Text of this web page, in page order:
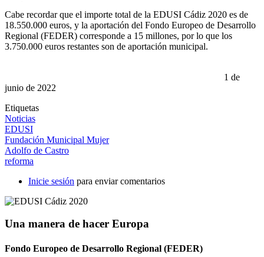
Cabe recordar que el importe total de la EDUSI Cádiz 2020 es de
18.550.000 euros, y la aportación del Fondo Europeo de Desarrollo
Regional (FEDER) corresponde a 15 millones, por lo que los
3.750.000 euros restantes son de aportación municipal.
1 de
junio de 2022
Etiquetas
Noticias
EDUSI
Fundación Municipal Mujer
Adolfo de Castro
reforma
Inicie sesión para enviar comentarios
Una manera de hacer Europa
Fondo Europeo de Desarrollo Regional (FEDER)